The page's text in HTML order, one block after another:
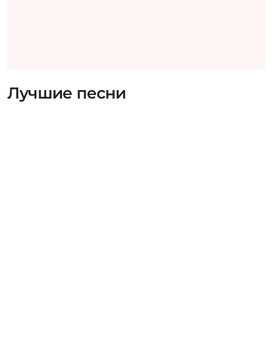
Лучшие песни